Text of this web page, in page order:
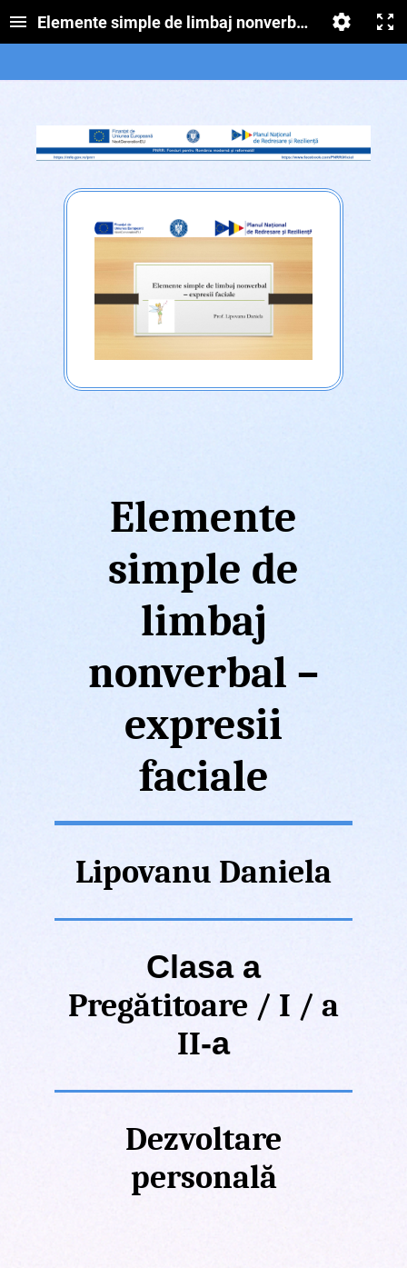
Elemente simple de limbaj nonverbal – expresii
Elemente
simple de
limbaj
nonverbal –
expresii
faciale
Lipovanu Daniela
Clasa a
Pregătitoare / I / a
II-a
Dezvoltare
personală